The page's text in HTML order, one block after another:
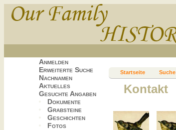
Anmelden
Erweiterte Suche
Nachnamen
Aktuelles
Gesuchte Angaben
Dokumente
Grabsteine
Geschichten
Fotos
Startseite Suche
Kontakt